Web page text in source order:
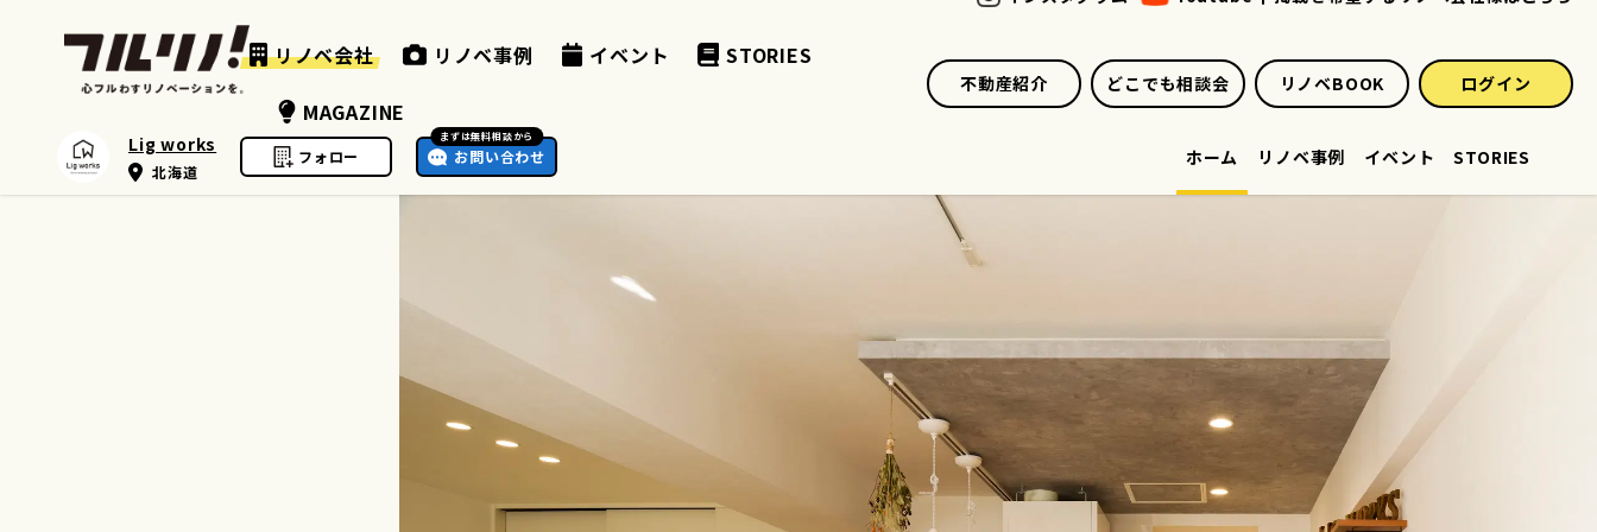
リノベ会社 リノベ事例 イベント
STORIES
MAGAZINE
不動産紹介 どこでも相談会 リノベBOOK ログイン
Lig works
北海道
フォロー
まずは無料相談から
お問い合わせ ホーム リノベ事例 イベント STORIES